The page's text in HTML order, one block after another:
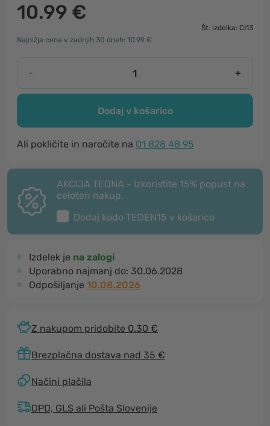
10.99 €
Št. izdelka: CI13
Najnižja cena v zadnjih 30 dneh: 10.99 €
- +
Dodaj v košarico
Ali pokličite in naročite na 01 828 48 95
AKCIJA TEDNA - Izkoristite 15% popust na
celoten nakup.
Dodaj kodo TEDEN15 v košarico
Izdelek je na zalogi
Uporabno najmanj do: 30.06.2028
Odpošiljanje 10.08.2026
Z nakupom pridobite 0.30 €
Brezplačna dostava nad 35 €
Načini plačila
DPD, GLS ali Pošta Slovenije